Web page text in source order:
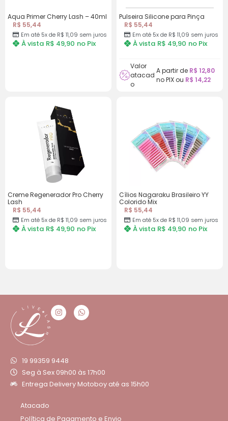
Aqua Primer Cherry Lash – 40ml
R$ 55,44
Em até 5x de R$ 11,09 sem juros
À vista R$ 49,90 no Pix
Pulseira Silicone para Pinça
R$ 55,44
Em até 5x de R$ 11,09 sem juros
À vista R$ 49,90 no Pix
Valor
atacad
o
A partir de R$ 12,80
no PIX ou R$ 14,22
Creme Regenerador Pro Cherry
Lash
R$ 55,44
Em até 5x de R$ 11,09 sem juros
À vista R$ 49,90 no Pix
Cílios Nagaraku Brasileiro YY
Colorido Mix
R$ 55,44
Em até 5x de R$ 11,09 sem juros
À vista R$ 49,90 no Pix
19 99359 9448
Seg à Sex 09h00 às 17h00
Entrega Delivery Motoboy até as 15h00
Atacado
Política de Pagamento e Envio